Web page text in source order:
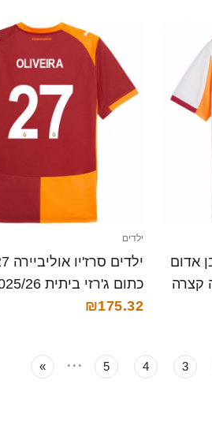
מרטנס #10 לבן אדום
ילדים
קצרה
₪175.32
3
4
5
...
»